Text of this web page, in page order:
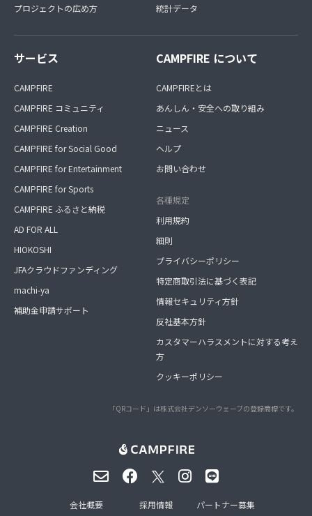
プロジェクトの広め方
統計データ
サービス
CAMPFIRE
CAMPFIRE コミュニティ
CAMPFIRE Creation
CAMPFIRE for Social Good
CAMPFIRE for Entertainment
CAMPFIRE for Sports
CAMPFIRE ふるさと納税
AD FOR ALL
HIOKOSHI
JFAクラウドファンディング
machi-ya
補助金申請サポート
CAMPFIRE について
CAMPFIREとは
あんしん・安全への取り組み
ニュース
ヘルプ
お問い合わせ
各種規定
利用規約
細則
プライバシーポリシー
特定商取引法に基づく表記
情報セキュリティ方針
反社基本方針
カスタマーハラスメントに対する考え
方
クッキーポリシー
「QRコード」は株式会社デンソーウェーブの登録商標です。
会社概要 採用情報 パートナー募集